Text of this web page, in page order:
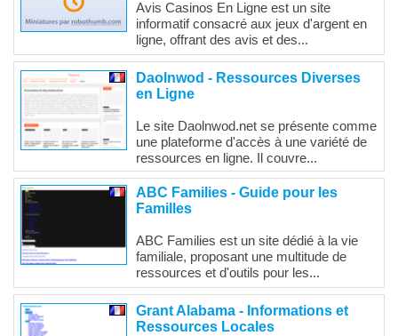
Avis Casinos En Ligne est un site
informatif consacré aux jeux d'argent en
ligne, offrant des avis et des...
Daolnwod - Ressources Diverses
en Ligne
Le site Daolnwod.net se présente comme
une plateforme d'accès à une variété de
ressources en ligne. Il couvre...
ABC Families - Guide pour les
Familles
ABC Families est un site dédié à la vie
familiale, proposant une multitude de
ressources et d'outils pour les...
Grant Alabama - Informations et
Ressources Locales